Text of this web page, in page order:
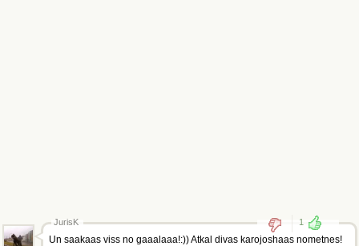
JurisK 1
Un saakaas viss no gaaalaaa!:)) Atkal divas karojoshaas nometnes!